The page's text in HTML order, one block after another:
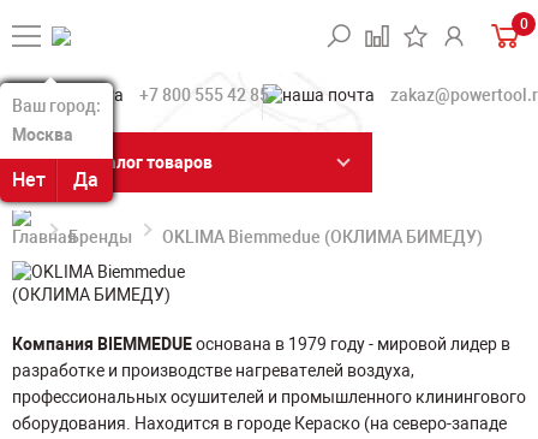
Ваш город:
Москва
Нет Да
Ваш город:
Москва
Нет Да
0
+7 800 555 42 85
Каталог товаров
Бренды OKLIMA Biemmedue (ОКЛИМА БИМЕДУ)
Компания BIEMMEDUEоснована в 1979 году - мировой лидер в
разработке и производстве нагревателей воздуха,
профессиональных осушителей и промышленного клинингового
оборудования. Находится в городе Кераско (на северо-западе